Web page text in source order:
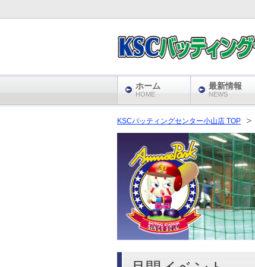
KSCバッティングセンター小山店 TOP
ホーム
HOME
最新情報
NEWS